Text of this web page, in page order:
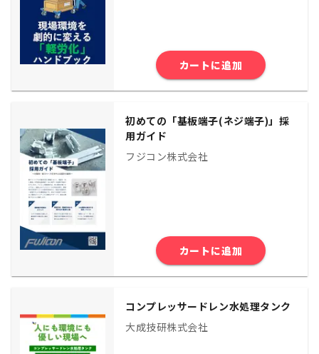
カートに追加
初めての「基板端子(ネジ端子)」採
用ガイド
フジコン株式会社
カートに追加
コンプレッサードレン水処理タンク
大成技研株式会社